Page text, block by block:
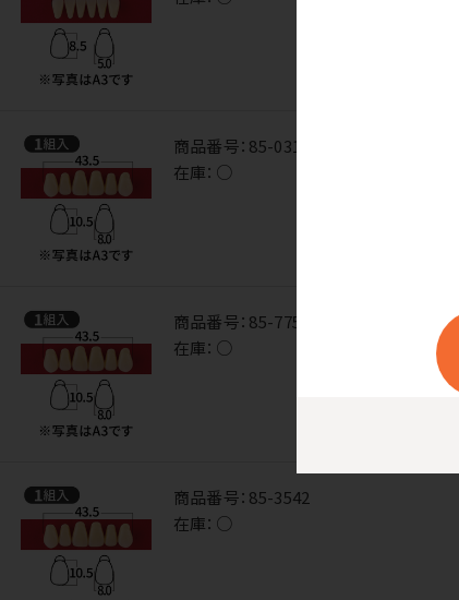
商品番号： 85-0318
在庫： ○
商品番号： 85-7757
在庫： ○
商品番号： 85-3542
在庫： ○